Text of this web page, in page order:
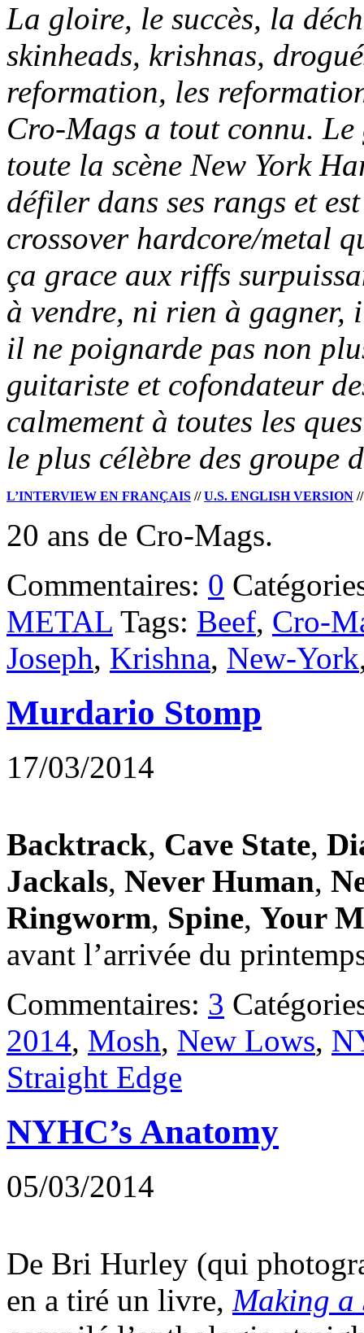
La gloire, le succès, la
skinheads, krishnas,
reformation, les
Cro-Mags a tout connu.
toute la scène New York
défiler dans ses rangs et
crossover hardcore/metal
ça grace aux riffs
à vendre, ni rien à gagner,
il ne poignarde pas non
guitariste et cofondateur
calmement à toutes les
le plus célèbre des groupe
L’INTERVIEW EN FRANÇAIS //U.S. ENGLISH VERSION
20 ans de Cro-Mags.
Commentaires: 0
METAL Tags: Beef, Cro-
Joseph, Krishna, New-York
Murdario Stomp
17/03/2014
Backtrack, Cave State,
Jackals, Never Human,
Ringworm, Spine, Your
avant l’arrivée du
Commentaires: 3
2014, Mosh, New Lows,
Straight Edge
NYHC’s Anatomy
05/03/2014
De Bri Hurley (qui
en a tiré un livre, Making a